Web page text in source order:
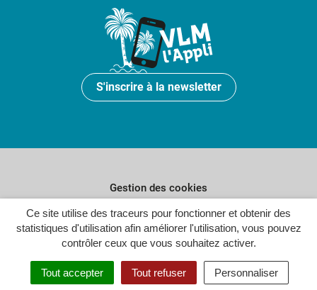
Ce site utilise des traceurs pour fonctionner et obtenir des
statistiques d'utilisation afin améliorer l'utilisation, vous pouvez
contrôler ceux que vous souhaitez activer.
Tout accepter Tout refuser Personnaliser
S'inscrire à la newsletter
Gestion des cookies
Plan du site
Politique de confidentialité
Crédits